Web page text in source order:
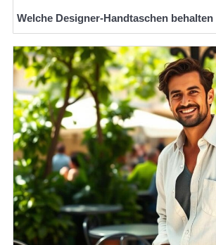
Welche Designer-Handtaschen